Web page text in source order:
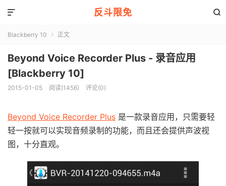
反斗限免 

Blackberry 10  正文
Beyond Voice Recorder Plus - 录音应用
[Blackberry 10]
2015-01-05 阅读(1456) 评论(0)
Beyond Voice Recorder Plus 是一款录音应用，只需要轻
轻一按就可以实现音频录制的功能，而且还会提供声波视
图，十分直观。